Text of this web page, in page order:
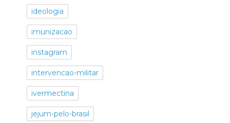
ideologia
imunizacao
instagram
intervencao-militar
ivermectina
jejum-pelo-brasil